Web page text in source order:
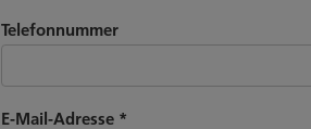
Telefonnummer
E-Mail-Adresse *